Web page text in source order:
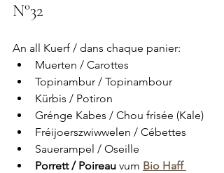
N°32
An all Kuerf / dans chaque panier:
Muerten / Carottes
Topinambur / Topinambour
Kürbis / Potiron
Grénge Kabes / Chou frisée (Kale)
Fréijoerszwiwwelen / Cébettes
Sauerampel / Oseille
Porrett / Poireau vum Bio Haff